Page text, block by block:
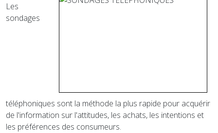
Les
sondages
téléphoniques sont la méthode la plus rapide pour acquérir
de l'information sur l'attitudes, les achats, les intentions et
les préférences des consumeurs.